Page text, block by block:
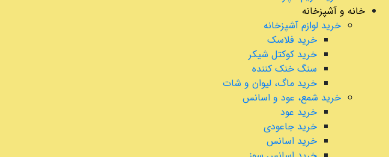
خانه و آشپزخانه
خرید لوازم آشپزخانه
خرید فلاسک
خرید کوکتل شیکر
سنگ خنک کننده
خرید ماگ، لیوان و شات
خرید شمع، عود و اسانس
خرید عود
خرید جاعودی
خرید اسانس